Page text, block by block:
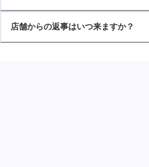
店舗からの返事はいつ来ますか？